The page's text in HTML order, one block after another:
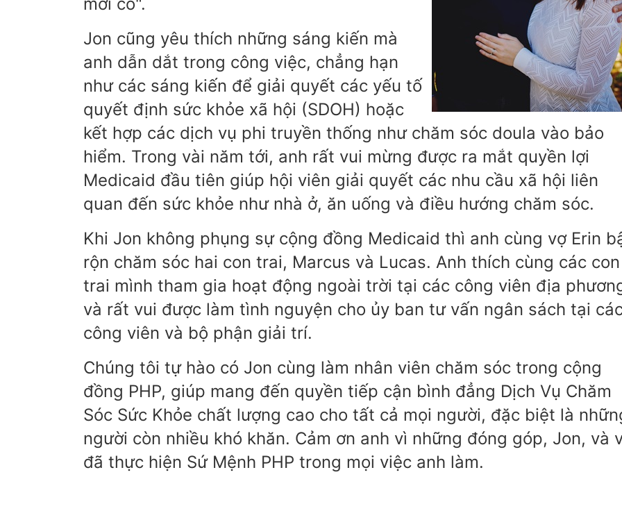
Jon cũng yêu thích những sáng kiến mà
anh dẫn dắt trong công việc, chẳng hạn
như các sáng kiến để giải quyết các yếu tố
quyết định sức khỏe xã hội (SDOH) hoặc
kết hợp các dịch vụ phi truyền thống như chăm sóc doula vào bảo
hiểm. Trong vài năm tới, anh rất vui mừng được ra mắt quyền lợi
Medicaid đầu tiên giúp hội viên giải quyết các nhu cầu xã hội liên
quan đến sức khỏe như nhà ở, ăn uống và điều hướng chăm sóc.
Khi Jon không phụng sự cộng đồng Medicaid thì anh cùng vợ Erin
rộn chăm sóc hai con trai, Marcus và Lucas. Anh thích cùng các con
trai mình tham gia hoạt động ngoài trời tại các công viên địa
và rất vui được làm tình nguyện cho ủy ban tư vấn ngân sách tại
công viên và bộ phận giải trí.
Chúng tôi tự hào có Jon cùng làm nhân viên chăm sóc trong cộng
đồng PHP, giúp mang đến quyền tiếp cận bình đẳng Dịch Vụ Chăm
Sóc Sức Khỏe chất lượng cao cho tất cả mọi người, đặc biệt là
người còn nhiều khó khăn. Cảm ơn anh vì những đóng góp, Jon, và
đã thực hiện Sứ Mệnh PHP trong mọi việc anh làm.